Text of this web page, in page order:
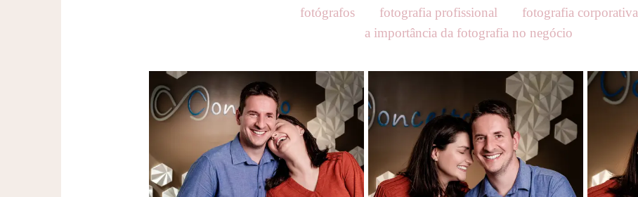
fotógrafos
fotografia profissional
fotografia corporativa
a importância da fotografia no negócio